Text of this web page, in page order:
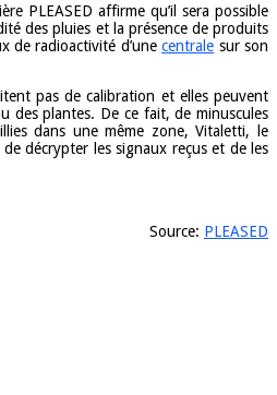
PLEASED affirme qu’il sera possible
des pluies et la présence de produits
de radioactivité d’unecentrale sur son
pas de calibration et elles peuvent
des plantes. De ce fait, de minuscules
dans une même zone, Vitaletti, le
décrypter les signaux reçus et de les
Source: PLEASED